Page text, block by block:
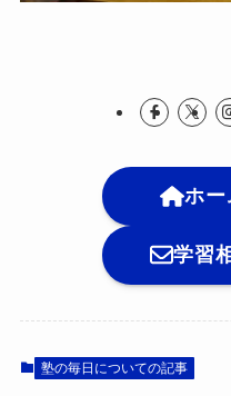
ホー
学習
塾の毎日についての記事